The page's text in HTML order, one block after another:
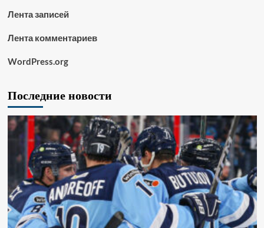
Лента записей
Лента комментариев
WordPress.org
Последние новости